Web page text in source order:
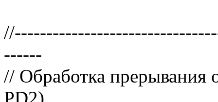
------
// Обработка прерывания